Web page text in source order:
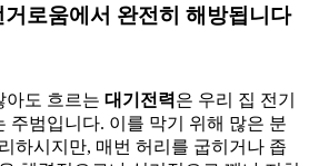
로움에서 완전히 해방됩니다
아도 흐르는 대기전력은 우리 집 전기
주범입니다. 이를 막기 위해 많은 분
하시지만, 매번 허리를 굽히거나 좁